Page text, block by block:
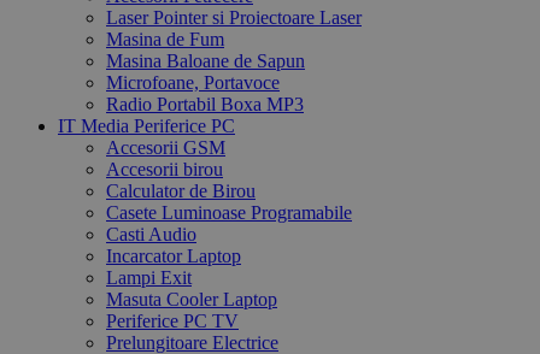
Laser Pointer si Proiectoare Laser
Masina de Fum
Masina Baloane de Sapun
Microfoane, Portavoce
Radio Portabil Boxa MP3
IT Media Periferice PC
Accesorii GSM
Accesorii birou
Calculator de Birou
Casete Luminoase Programabile
Casti Audio
Incarcator Laptop
Lampi Exit
Masuta Cooler Laptop
Periferice PC TV
Prelungitoare Electrice